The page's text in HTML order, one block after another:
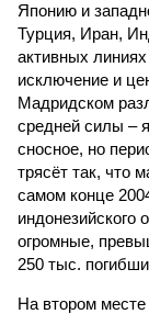
Японию и
Турция, Иран,
активных
исключение и
Мадридском
средней силы –
сносное, но
трясёт так, что
самом конце
огромные,
250 тыс.
На втором месте